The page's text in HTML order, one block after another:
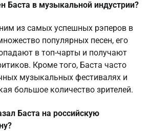
Баста в музыкальной индустрии?
из самых успешных рэперов в
популярных песен, его
в топ-чарты и получают
Кроме того, Баста часто
музыкальных фестивалях и
большое количество зрителей.
Баста на российскую